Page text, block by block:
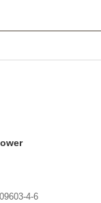
4-6